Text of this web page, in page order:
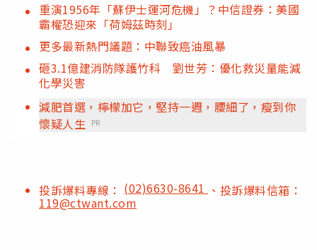
重演1956年「蘇伊士運河危機」？中信證券：美國
霸權恐迎來「荷姆茲時刻」
更多最新熱門議題：中聯致癌油風暴
砸3.1億建消防隊護竹科 劉世芳：優化救災量能減
化學災害
減肥首選，檸檬加它，堅持一週，腰細了，瘦到你
懷疑人生
PR
投訴爆料專線： (02)6630-8641 、投訴爆料信箱：
119@ctwant.com